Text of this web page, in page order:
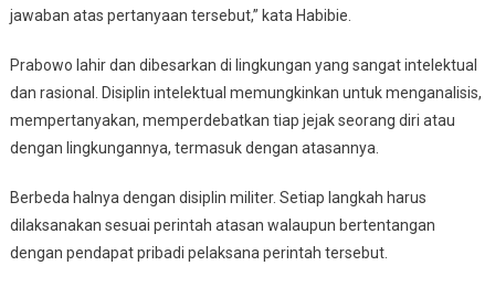
jawaban atas pertanyaan tersebut,” kata Habibie.
Prabowo lahir dan dibesarkan di lingkungan yang sangat intelektual
dan rasional. Disiplin intelektual memungkinkan untuk menganalisis,
mempertanyakan, memperdebatkan tiap jejak seorang diri atau
dengan lingkungannya, termasuk dengan atasannya.
Berbeda halnya dengan disiplin militer. Setiap langkah harus
dilaksanakan sesuai perintah atasan walaupun bertentangan
dengan pendapat pribadi pelaksana perintah tersebut.